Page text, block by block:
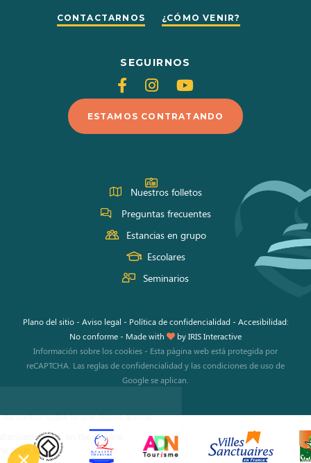
Este sitio utiliza cookies y le da control sobre lo que desea activar.
To modify your preferences afterwards, click on the 'Cookie
Preferences' link located in the page footer.
CONTACTARNOS ¿CÓMO VENIR?
SEGUIRNOS
Siganos
en
Facebook
Siganos
en
Instagram
Siganos
en
Youtube
ESTAMOS CONTRATANDO
Nuestros folletos
Preguntas frecuentes
Estancias en grupo
Escolares
Seminarios
Plano del sitio- Aviso legal - Política de confidencialidad - Accesibilidad:
No conforme- Made with byIRIS Interactive
Información sobre los cookies - Esta página web está protegida por
reCAPTCHA. Las reglas de confidencialidad y lascondiciones de usode
Google se aplican.